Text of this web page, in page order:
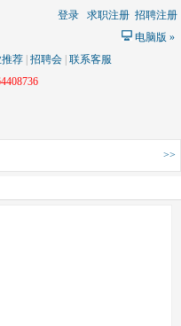
登录 求职注册 招聘注册
电脑版 »
荐 招聘会 联系客服
>>